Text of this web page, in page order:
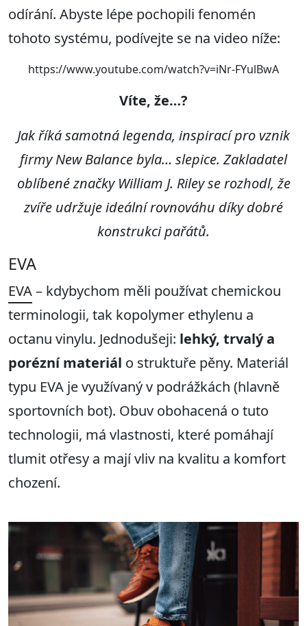
odírání. Abyste lépe pochopili fenomén
tohoto systému, podívejte se na video níže:
https://www.youtube.com/watch?v=iNr-FYulBwA
Víte, že…?
Jak říká samotná legenda, inspirací pro vznik
firmy New Balance byla… slepice. Zakladatel
oblíbené značky William J. Riley se rozhodl, že
zvíře udržuje ideální rovnováhu díky dobré
konstrukci pařátů.
EVA
EVA– kdybychom měli používat chemickou
terminologii, tak kopolymer ethylenu a
octanu vinylu. Jednodušeji: lehký, trvalýa
porézní materiál o struktuře pěny. Materiál
typu EVA je využívaný v podrážkách (hlavně
sportovních bot). Obuv obohacená o tuto
technologii, má vlastnosti, které pomáhají
tlumit otřesy a mají vliv na kvalitu a komfort
chození.